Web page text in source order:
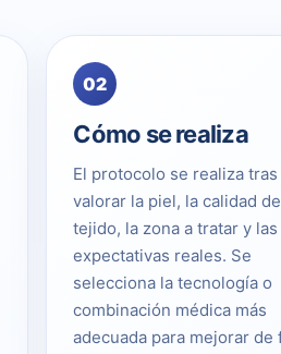
02
Cómo se realiza
El protocolo se realiza tras
valorar la piel, la calidad
tejido, la zona a tratar y las
expectativas reales. Se
selecciona la tecnología o
combinación médica más
adecuada para mejorar de